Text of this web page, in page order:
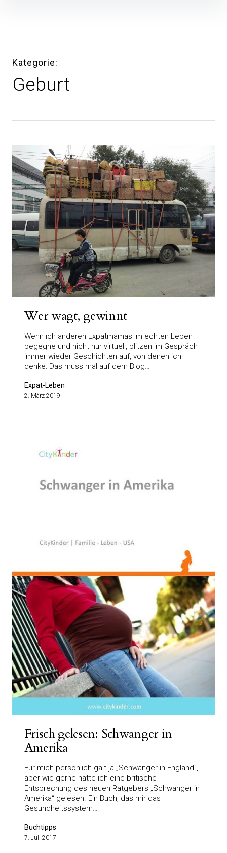
Kategorie
Geburt
Wer wagt, gewinnt
Wenn ich anderen Expatmamas im echten Leben
begegne und nicht nur virtuell, blitzen im Gespräch
immer wieder Geschichten auf, von denen ich
denke: Das muss mal auf dem Blog…
Expat-Leben
2. März 2019
Frisch gelesen: Schwanger in
Amerika
Für mich persönlich galt ja „Schwanger in England“,
aber wie gerne hätte ich eine britische
Entsprechung des neuen Ratgebers „Schwanger in
Amerika“ gelesen. Ein Buch, das mir das
Gesundheitssystem…
Buchtipps
7. Juli 2017